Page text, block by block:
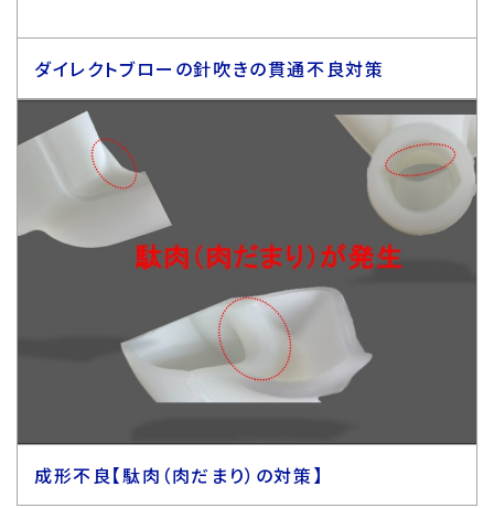
ダイレクトブローの針吹きの貫通不良対策
成形不良【駄肉（肉だまり）の対策】